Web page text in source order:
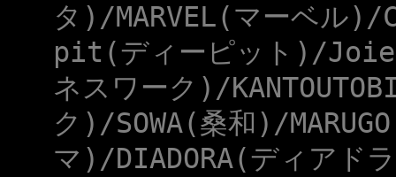
タ)/MARVEL(マーベル
pit(ディーピット)/Joie(
ネスワーク)/
ク)/SOWA(桑和)/
マ)/DIADORA(ディアド